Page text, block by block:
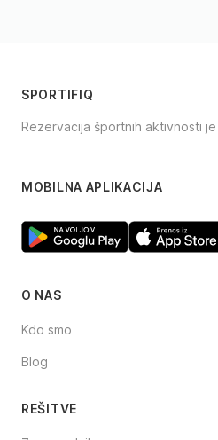
SPORTIFIQ
Rezervacija športnih aktivnosti
MOBILNA APLIKACIJA
O NAS
Kdo smo
Blog
REŠITVE